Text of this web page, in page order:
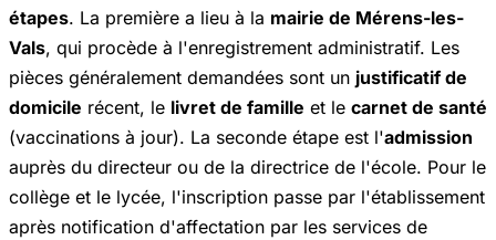
étapes. La première a lieu à la mairie de Mérens-les-
Vals, qui procède à l'enregistrement administratif. Les
pièces généralement demandées sont un justificatif de
domicile récent, le livret de famille et le carnet de santé
(vaccinations à jour). La seconde étape est l'admission
auprès du directeur ou de la directrice de l'école. Pour le
collège et le lycée, l'inscription passe par l'établissement
après notification d'affectation par les services de